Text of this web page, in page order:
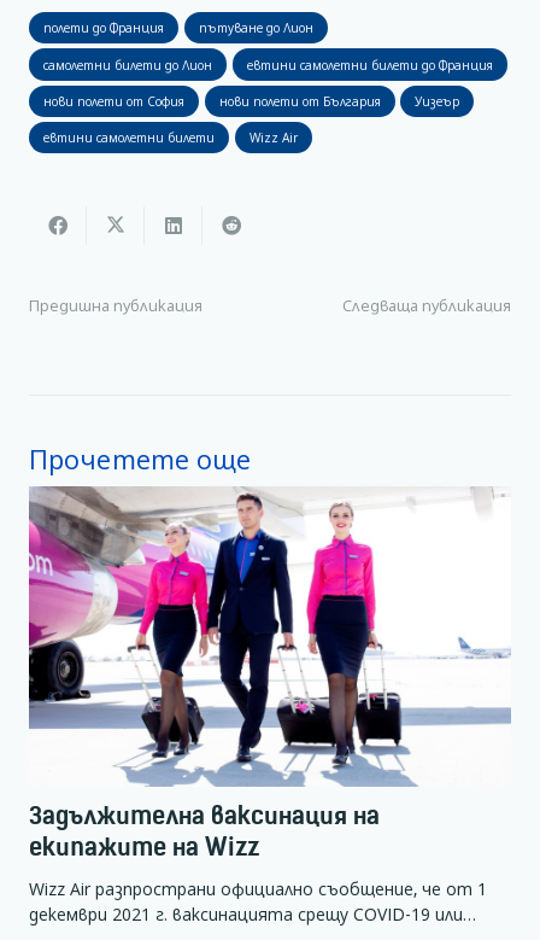
полети до Франция пътуване до Лион
самолетни билети до Лион евтини самолетни билети до Франция
нови полети от София нови полети от България Уизеър
евтини самолетни билети Wizz Air
Предишна публикация Следваща публикация
Прочетете още
Задължителна ваксинация на
екипажите на Wizz
Wizz Air разпространи официално съобщение, че от 1
декември 2021 г. ваксинацията срещу COVID-19 или…